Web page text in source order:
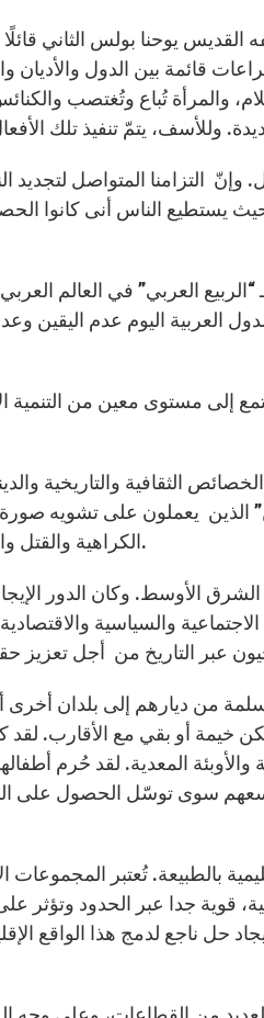
القديس يوحنا بولس الثاني
قائمة بين الدول والأديان
والمرأة تُباع وتُغتصب
المتواصل لتجديد
حيث يستطيع الناس أنى كانوا
العربي” في العالم
العربية اليوم عدم اليقين
إلى مستوى معين من التنمية
الثقافية والتاريخية
الذين يعملون على تشويه
الكراهية والقتل والنموذج الرجعي من الإستبداد أو الثيوقراطية.
الشرق الأوسط. وكان الدور
الاجتماعية والسياسية
من ديارهم إلى بلدان أخرى
خيمة أو بقي مع الأقارب. لقد
والأوبئة المعدية. لقد حُرم
سوى توسّل الحصول على
بالطبيعة. تُعتبر المجموعات
قوية جدا عبر الحدود وتؤثر
إيجاد حل ناجع لدمج هذا الواقع